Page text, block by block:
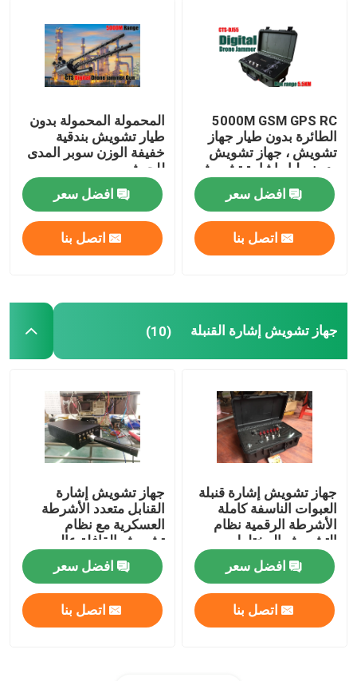
5000M GSM GPS RC
الطائرة بدون طيار جهاز
تشويش ، جهاز تشويش
بدون طيار إشارة تشويش
منخفض البطارية وظيفة
الإنذار
افضل سعر
اتصل بنا
المحمولة المحمولة بدون
طيار تشويش بندقية
خفيفة الوزن سوبر المدى
للجيش
افضل سعر
اتصل بنا
جهاز تشويش إشارة القنبلة (10)
جهاز تشويش إشارة قنبلة
العبوات الناسفة كاملة
الأشرطة الرقمية نظام
التشويش المختلط
هرتز
افضل سعر
اتصل بنا
جهاز تشويش إشارة
القنابل متعدد الأشرطة
العسكرية مع نظام
تشويش القافلة عالي
الطاقة
افضل سعر
اتصل بنا